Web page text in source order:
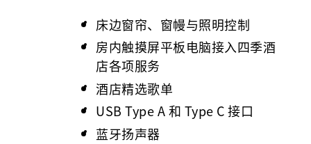
床边窗帘、窗幔与照明控制
房内触摸屏平板电脑接入四季酒
店各项服务
酒店精选歌单
USB Type A 和 Type C 接口
蓝牙扬声器